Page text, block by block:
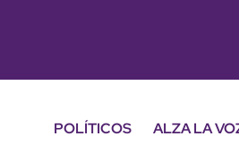
POLÍTICOS ALZA LA